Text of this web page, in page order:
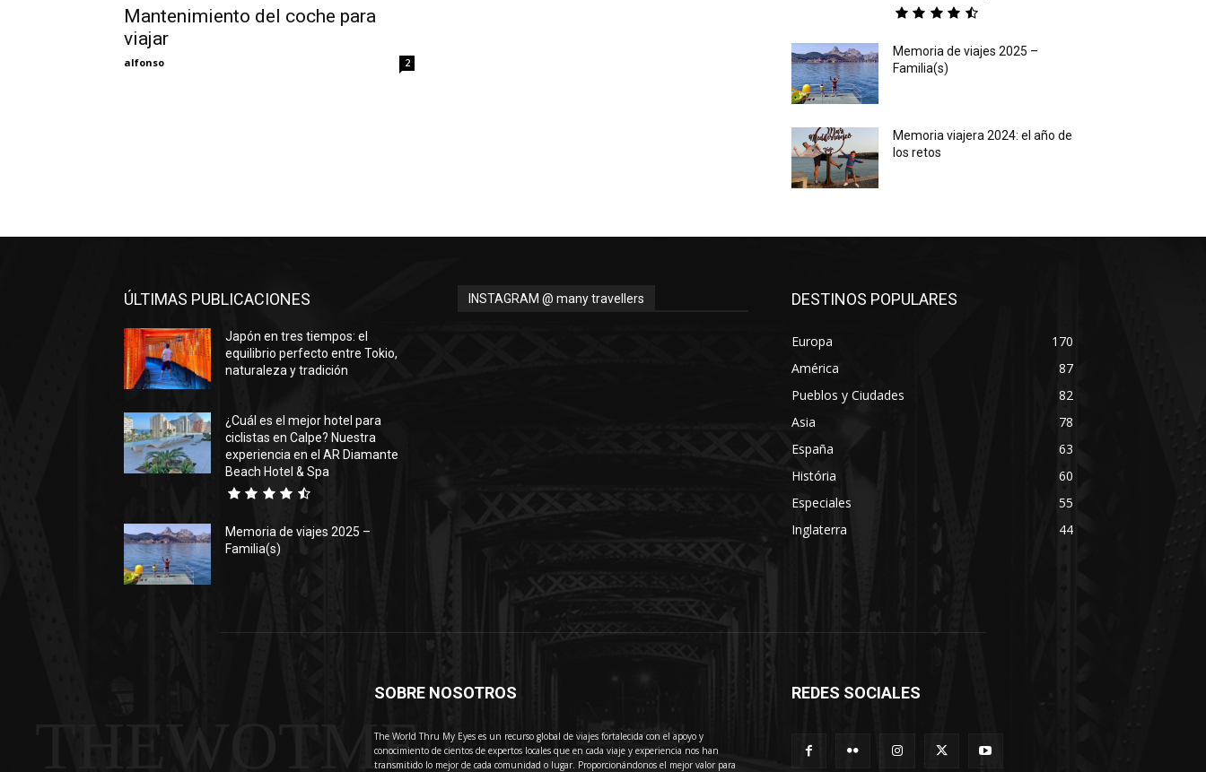
Mantenimiento del coche para
viajar
alfonso 2
Memoria de viajes 2025 –
Familia(s)
Memoria viajera 2024: el año de
los retos
ÚLTIMAS PUBLICACIONES
Japón en tres tiempos: el
equilibrio perfecto entre Tokio,
naturaleza y tradición
¿Cuál es el mejor hotel para
ciclistas en Calpe? Nuestra
experiencia en el AR Diamante
Beach Hotel & Spa
Memoria de viajes 2025 –
Familia(s)
INSTAGRAM @ many travellers DESTINOS POPULARES
Europa
170
América
87
Pueblos y Ciudades
82
Asia
78
España
63
História
60
Especiales
55
Inglaterra
44
THEWOTME
SOBRE NOSOTROS
The World Thru My Eyes es un recurso global de viajes fortalecida con el apoyo y
conocimiento de cientos de expertos locales que en cada viaje y experiencia nos han
transmitido lo mejor de cada comunidad o lugar. Proporcionándonos el mejor valor para
REDES SOCIALES